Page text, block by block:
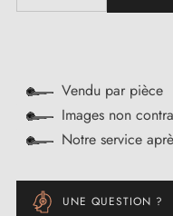
Vendu par pièce
Images non
Notre service
UNE QUESTION ?